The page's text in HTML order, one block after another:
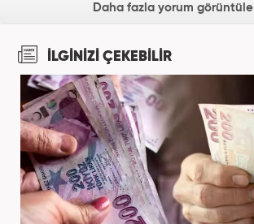
Daha fazla yorum görüntüle
İLGİNİZİ ÇEKEBİLİR